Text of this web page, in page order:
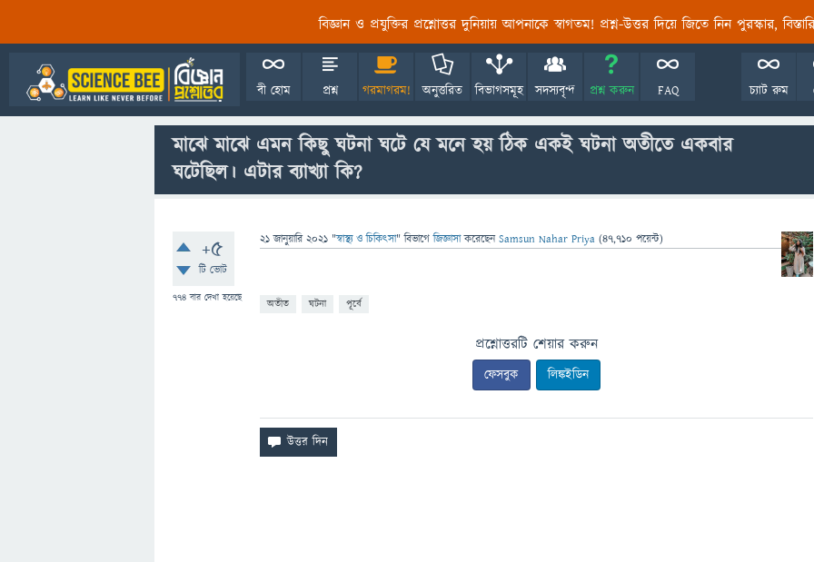
বিজ্ঞান ও প্রযুক্তির প্রশ্নোত্তর দুনিয়ায় আপনাকে স্বাগতম! প্রশ্ন-উত্তর দিয়ে জিতে নিন পুরস্কার,
বী হোম প্রশ্ন গরমাগরম! অনুত্তরিত বিভাগসমূহ সদস্যবৃন্দ প্রশ্ন করুন FAQ চ্যাট রুম
মাঝে মাঝে এমন কিছু ঘটনা ঘটে যে মনে হয় ঠিক একই ঘটনা অতীতে একবার
ঘটেছিল। এটার ব্যাখ্যা কি?
+5
টি ভোট
774 বার দেখা হয়েছে
21 জানুয়ারি 2021 "স্বাস্থ্য ও চিকিৎসা" বিভাগে জিজ্ঞাসাকরেছেনSamsun Nahar Priya (47,710 পয়েন্ট)
অতীত ঘটনা পূর্বে
প্রশ্নোত্তরটি শেয়ার করুন
ফেসবুক লিঙ্কইডিন